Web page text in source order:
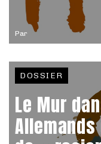
Par
DOSSIER
Le Mur